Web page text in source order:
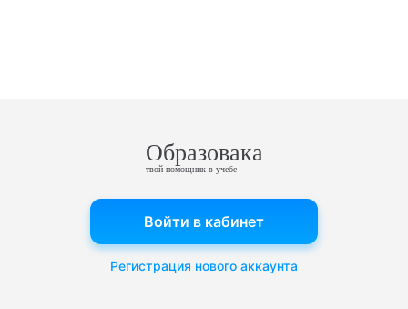
Образовака
твой помощник в учебе
Войти в кабинет
Регистрация нового аккаунта